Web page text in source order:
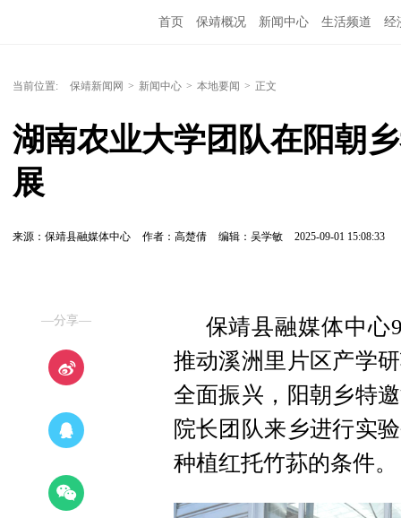
首页 保靖概况 新闻中心 生活频道 经
当前位置: 保靖新闻网 > 新闻中心 > 本地要闻 > 正文
湖南农业大学团队在阳朝
展
来源：保靖县融媒体中心 作者：高楚倩 编辑：吴学敏 2025-09-01 15:08:33
—分享—
保靖县融媒体中心
推动溪洲里片区产学
全面振兴，阳朝乡特
院长团队来乡进行实
种植红托竹荪的条件。